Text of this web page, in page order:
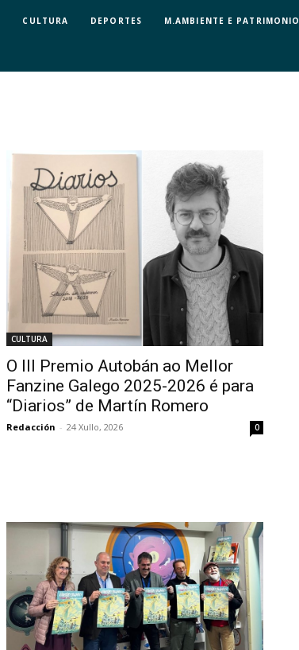
CULTURA DEPORTES M.AMBIENTE E PATRIMONIO
CULTURA
O III Premio Autobán ao Mellor
Fanzine Galego 2025-2026 é para
“Diarios” de Martín Romero
Redacción - 24 Xullo, 2026 0